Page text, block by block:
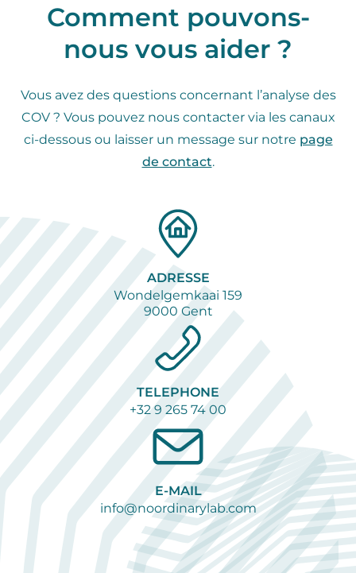
Comment pouvons-
nous vous aider ?
Vous avez des questions concernant l’analyse des
COV ? Vous pouvez nous contacter via les canaux
ci-dessous ou laisser un message sur notre page
de contact.
ADRESSE
Wondelgemkaai 159
9000 Gent
TELEPHONE
+32 9 265 74 00
E-MAIL
info@noordinarylab.com